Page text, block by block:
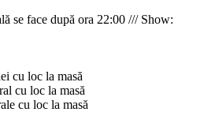
se face după ora 22:00 /// Show:
cu loc la masă
cu loc la masă
cu loc la masă